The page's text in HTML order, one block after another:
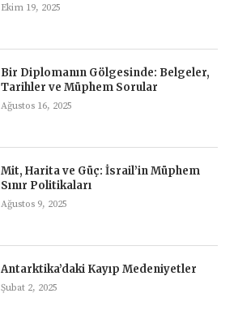
Ekim 19, 2025
Bir Diplomanın Gölgesinde: Belgeler,
Tarihler ve Müphem Sorular
Ağustos 16, 2025
Mit, Harita ve Güç: İsrail’in Müphem
Sınır Politikaları
Ağustos 9, 2025
Antarktika’daki Kayıp Medeniyetler
Şubat 2, 2025